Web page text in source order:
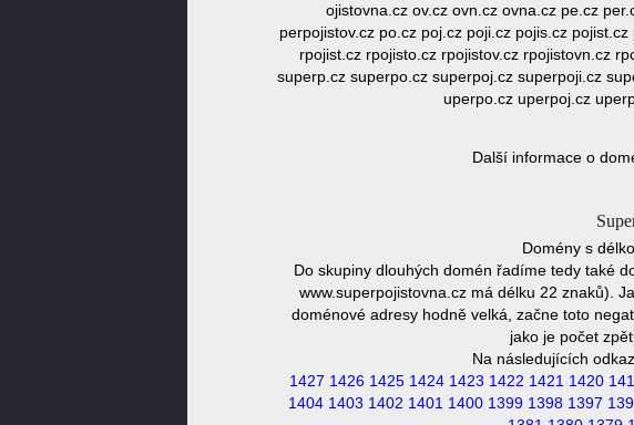
ojistovna.cz ov.cz ovn.cz ovna.cz pe.cz
perpojistov.cz po.cz poj.cz poji.cz pojis.cz
rpojist.cz rpojisto.cz rpojistov.cz rpojistovn.cz
superp.cz superpo.cz superpoj.cz superpoji.cz
uperpo.cz uperpoj.cz
Další informace o
Domény s
Do skupiny dlouhých domén řadíme tedy také
www.superpojistovna.cz má délku 22 znaků).
doménové adresy hodně velká, začne toto
jako je počet
Na následujících
1427 1426 1425 1424 1423 1422 1421 1420
1404 1403 1402 1401 1400 1399 1398 1397